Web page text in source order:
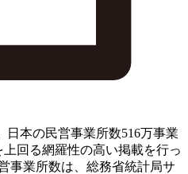
本の民営事業所数516万事業
上回る網羅性の高い掲載を行っ
事業所数は、総務省統計局サ